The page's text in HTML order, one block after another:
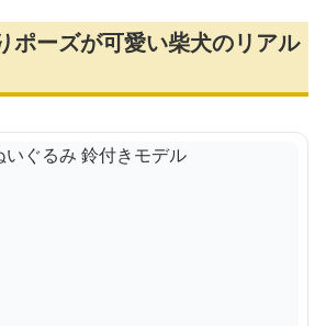
ポーズが可愛い柴犬のリアル